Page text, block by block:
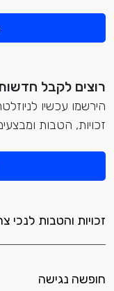
רוצים לקבל חדשות
הירשמו עכשיו
זכויות, הטבות
זכויות והטבות לנכי
חופשה נגישה